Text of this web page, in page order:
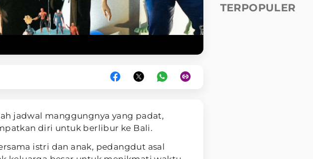
jadwal manggungnya yang padat,
diri untuk berlibur ke Bali.
istri dan anak, pedangdut asal
TERPOPULER